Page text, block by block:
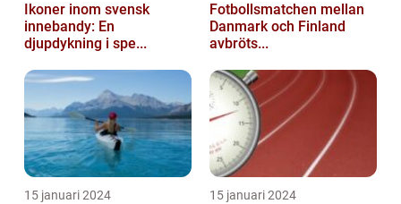
Ikoner inom svensk
innebandy: En
djupdykning i spe...
Fotbollsmatchen mellan
Danmark och Finland
avbröts...
15 januari 2024 15 januari 2024